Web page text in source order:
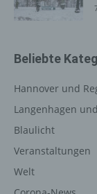
Beliebte
Hannover und
Langenhagen
Blaulicht
Veranstaltungen
Welt
anonym
durch uns
verarbeiteten
werden
angegebenen